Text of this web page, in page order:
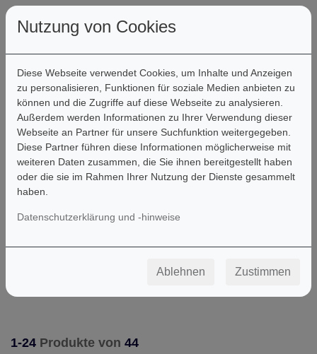
Nutzung von Cookies
Diese Webseite verwendet Cookies, um Inhalte und Anzeigen
zu personalisieren, Funktionen für soziale Medien anbieten zu
können und die Zugriffe auf diese Webseite zu analysieren.
Außerdem werden Informationen zu Ihrer Verwendung dieser
Webseite an Partner für unsere Suchfunktion weitergegeben.
Diese Partner führen diese Informationen möglicherweise mit
weiteren Daten zusammen, die Sie ihnen bereitgestellt haben
oder die sie im Rahmen Ihrer Nutzung der Dienste gesammelt
haben.
Datenschutzerklärung und -hinweise
Ablehnen Zustimmen
Filter
Neuerscheinungen
1-24 Produkte von 44